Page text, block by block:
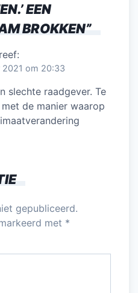
EEN
BROKKEN”
2021 om 20:33
slechte raadgever. Te
de manier waarop
gepubliceerd.
met *